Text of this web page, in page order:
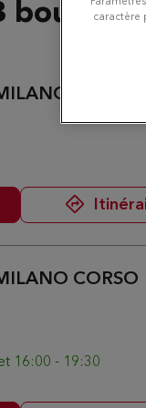
CORSO
16:00 - 19:30
caractère